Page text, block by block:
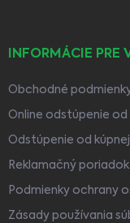
INFORMÁCIE PRE
Obchodné
Online odstúpenie od
Odstúpenie od
Reklamačný poriadok
Podmienky ochrany
Zásady používania